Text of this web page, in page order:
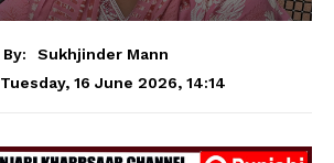
By:
Sukhjinder Mann
Tuesday, 16 June 2026, 14:14